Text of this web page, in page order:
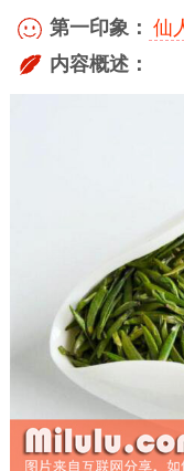
第一印象： 仙
内容概述：